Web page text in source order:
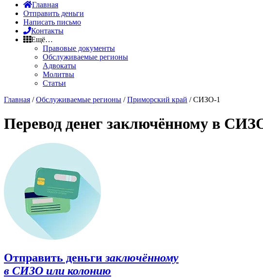
Главная
Отправить деньги
Написать письмо
Контакты
Ещё…
Правовые документы
Обслуживаемые регионы
Адвокаты
Молитвы
Статьи
Главная /Обслуживаемые регионы /Приморский край / СИЗО-1
Перевод денег заключённому в
Отправить деньги заключённому
в СИЗО или колонию